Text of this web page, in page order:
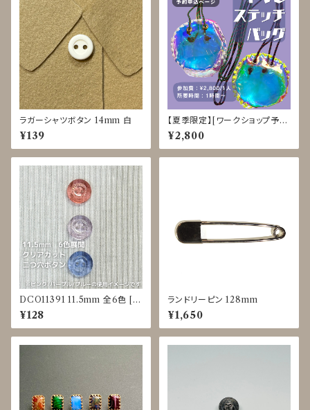
ラガーシャツボタン 14mm 白
¥139
【夏季限定】[ワークショップ予約
申込] PVCステッチバッグ クラ
フト体験 8/3-8、8/25-28
¥2,800
DCO11391 11.5mm 全6色 [ク
リアカラー] [縁あり] [二つ穴ボ
タン]
¥128
ランドリーピン 128mm
¥1,650